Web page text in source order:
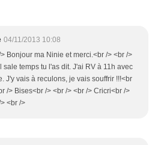
04/11/2013 10:08
Bonjour ma Ninie et merci.<br /> <br />
sale temps tu l'as dit. J'ai RV à 11h avec
J'y vais à reculons, je vais souffrir !!!<br
/> Bises<br /> <br /> <br /> Cricri<br />
<br />